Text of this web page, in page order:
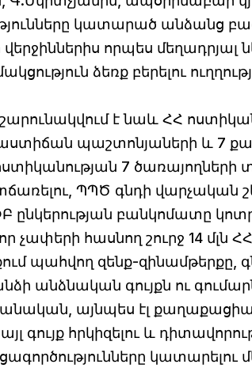
կատարած անձանց
որպես
ձեռք բերելու
է նաև ՀՀ
պաշտոնյաների և 7
7 ծառայողների
ՊՊԾ գնդի վարչական
ընկերության բանկոմատը
հասնող շուրջ 14 մլն
պահվող զենք-զինամթերքը,
անձնական գույքն ու
այնպես էլ
գույք հրկիզելու և
կատարելու